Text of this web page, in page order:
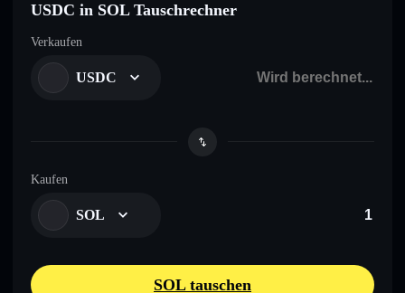
USDC in SOL Tauschrechner
Verkaufen
USDC
Kaufen
SOL
SOL tauschen